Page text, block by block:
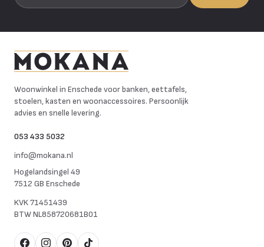
Woonwinkel in Enschede voor banken, eettafels,
stoelen, kasten en woonaccessoires. Persoonlijk
advies en snelle levering.
053 433 5032
info@mokana.nl
Hogelandsingel 49
7512 GB Enschede
KVK71451439
BTWNL858720681B01